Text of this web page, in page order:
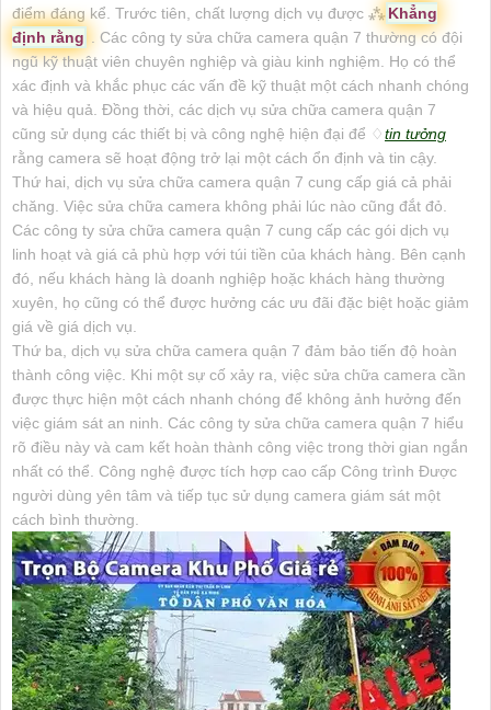
điểm đáng kể. Trước tiên, chất lượng dịch vụ được ⁂Khẳng
định rằng
. Các công ty sửa chữa camera quận 7 thường có đội
ngũ kỹ thuật viên chuyên nghiệp và giàu kinh nghiệm. Họ có thể
xác định và khắc phục các vấn đề kỹ thuật một cách nhanh chóng
và hiệu quả. Đồng thời, các dịch vụ sửa chữa camera quận 7
cũng sử dụng các thiết bị và công nghệ hiện đại để ♢tin tưởng
rằng camera sẽ hoạt động trở lại một cách ổn định và tin cậy.
Thứ hai, dịch vụ sửa chữa camera quận 7 cung cấp giá cả phải
chăng. Việc sửa chữa camera không phải lúc nào cũng đắt đỏ.
Các công ty sửa chữa camera quận 7 cung cấp các gói dịch vụ
linh hoạt và giá cả phù hợp với túi tiền của khách hàng. Bên cạnh
đó, nếu khách hàng là doanh nghiệp hoặc khách hàng thường
xuyên, họ cũng có thể được hưởng các ưu đãi đặc biệt hoặc giảm
giá về giá dịch vụ.
Thứ ba, dịch vụ sửa chữa camera quận 7 đảm bảo tiến độ hoàn
thành công việc. Khi một sự cố xảy ra, việc sửa chữa camera cần
được thực hiện một cách nhanh chóng để không ảnh hưởng đến
việc giám sát an ninh. Các công ty sửa chữa camera quận 7 hiểu
rõ điều này và cam kết hoàn thành công việc trong thời gian ngắn
nhất có thể. Công nghệ được tích hợp cao cấp Công trình Được
người dùng yên tâm và tiếp tục sử dụng camera giám sát một
cách bình thường.